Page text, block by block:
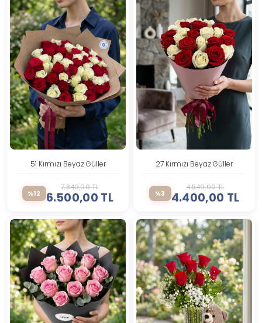
51 Kırmızı Beyaz Güller
%12
7.349,00 TL
6.500,00 TL
27 Kırmızı Beyaz Güller
%3
4.549,00 TL
4.400,00 TL